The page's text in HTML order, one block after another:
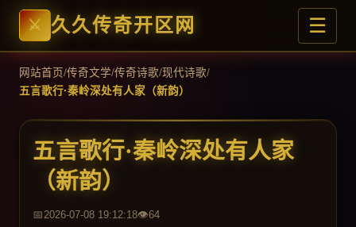
久久传奇开区网 ☰
网站首页/传奇文学/传奇诗歌/现代诗歌/
五言歌行·秦岭深处有人家（新韵）
五言歌行·秦岭深处有人家
（新韵）
2026-07-08 19:12:18 64